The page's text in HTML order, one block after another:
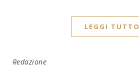
LEGGI TUTTO
Redazione